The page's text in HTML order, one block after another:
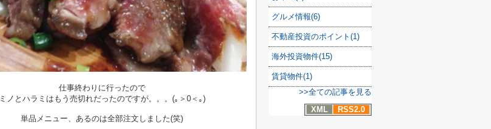
仕事終わりに行ったので
ミノとハラミはもう売切れだったのですが。。。(｡＞0＜｡)
単品メニュー、あるのは全部注文しました(笑)
グルメ情報(6)
不動産投資のポイント(1)
海外投資物件(15)
賃貸物件(1)
>>全ての記事を見る
XML
RSS2.0